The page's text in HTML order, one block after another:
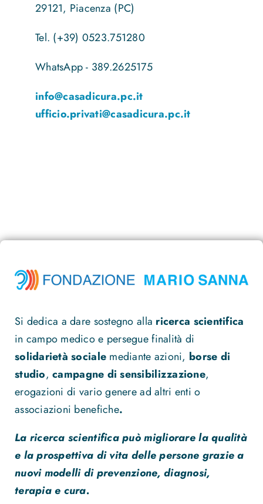
29121, Piacenza (PC)
Tel. (+39) 0523.751280
WhatsApp - 389.2625175
info@casadicura.pc.it
ufficio.privati@casadicura.pc.it
Si dedica a dare sostegno alla ricerca scientifica
in campo medico e persegue finalità di
solidarietà sociale mediante azioni, borse di
studio,campagne di sensibilizzazione,
erogazioni di vario genere ad altri enti o
associazioni benefiche.
La ricerca scientifica può migliorare la qualità
e la prospettiva di vita delle persone grazie a
nuovi modelli di prevenzione, diagnosi,
terapia e cura.